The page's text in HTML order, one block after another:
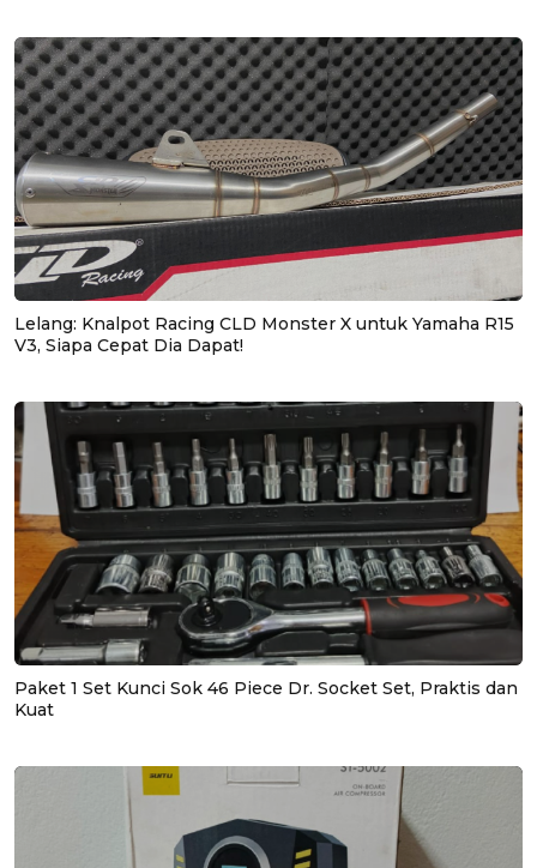
Lelang: Knalpot Racing CLD Monster X untuk Yamaha R15
V3, Siapa Cepat Dia Dapat!
Paket 1 Set Kunci Sok 46 Piece Dr. Socket Set, Praktis dan
Kuat